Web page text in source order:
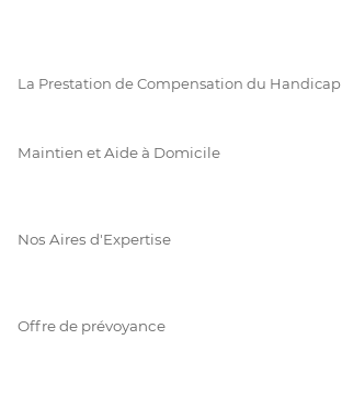
La Prestation de Compensation du Handicap
Maintien et Aide à Domicile
Nos Aires d'Expertise
Offre de prévoyance